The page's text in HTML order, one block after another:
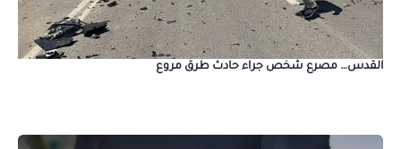
القدس… مصرع شخص جراء حادث طرق مروع